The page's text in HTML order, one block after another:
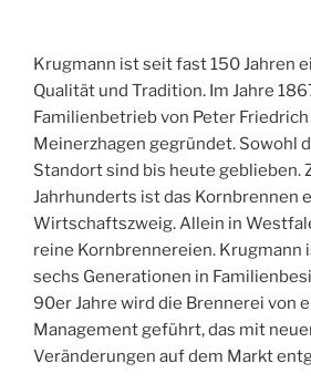
Krugmann ist seit fast 150 Jahren
Qualität und Tradition. Im Jahre
Familienbetrieb von Peter
Meinerzhagen gegründet. Sowohl
Standort sind bis heute geblieben.
Jahrhunderts ist das Kornbrennen
Wirtschaftszweig. Allein in
reine Kornbrennereien. Krugmann
sechs Generationen in
90er Jahre wird die Brennerei von
Management geführt, das mit
Veränderungen auf dem Markt